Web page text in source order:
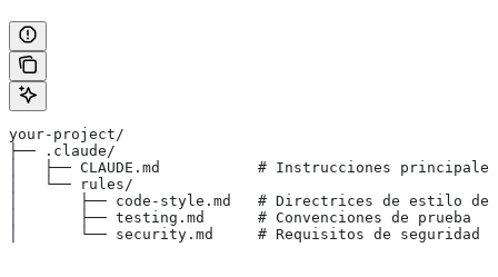
your-project/
├── .claude/
│   ├── CLAUDE.md           # Instrucciones
│   └── rules/
│       ├── code-style.md   # Directrices de estilo de
│       ├── testing.md      # Convenciones de prueba
│       └── security.md     # Requisitos de seguridad